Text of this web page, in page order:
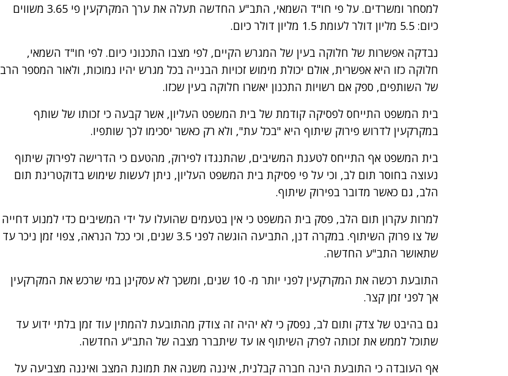
למסחר ומשרדים. על פי חו"ד השמאי, התב"ע החדשה תעלה את ערך המקרקעין פי 3.65 משווים
כיום: 5.5 מליון דולר לעומת 1.5 מליון דולר כיום.
נבדקה אפשרות של חלוקה בעין של המגרש הקיים, לפי מצבו התכנוני כיום. לפי חו"ד השמאי,
חלוקה כזו היא אפשרית, אולם יכולת מימוש זכויות הבנייה בכל מגרש יהיו נמוכות, ולאור המספר הרב
של השותפים, ספק אם רשויות התכנון יאשרו חלוקה בעין שכזו.
בית המשפט התייחס לפסיקה קודמת של בית המשפט העליון, אשר קבעה כי זכותו של שותף
במקרקעין לדרוש פירוק שיתוף היא "בכל עת", ולא רק כאשר יסכימו לכך שותפיו.
בית המשפט אף התייחס לטענת המשיבים, שהתנגדו לפירוק, מהטעם כי הדרישה לפירוק שיתוף
נעוצה בחוסר תום לב, וכי על פי פסיקת בית המשפט העליון, ניתן לעשות שימוש בדוקטרינת תום
הלב, גם כאשר מדובר בפירוק שיתוף.
למרות עקרון תום הלב, פסק בית המשפט כי אין בטעמים שהועלו על ידי המשיבים כדי למנוע דחייה
של צו פרוק השיתוף. במקרה דנן, התביעה הוגשה לפני 3.5 שנים, וכי ככל הנראה, צפוי זמן ניכר עד
שתאושר התב"ע החדשה.
התובעת רכשה את המקרקעין לפני יותר מ- 10 שנים, ומשכך לא עסקינן במי שרכש את המקרקעין
אך לפני זמן קצר.
גם בהיבט של צדק ותום לב, נפסק כי לא יהיה זה צודק מהתובעת להמתין עוד זמן בלתי ידוע עד
שתוכל לממש את זכותה לפרק השיתוף או עד שיתברר מצבה של התב"ע החדשה.
אף העובדה כי התובעת הינה חברה קבלנית, איננה משנה את תמונת המצב ואיננה מצביעה על